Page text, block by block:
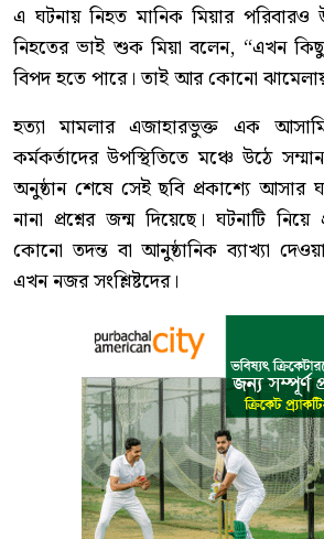
এ ঘটনায় নিহত মানিক মিয়ার পরিবারও
নিহতের ভাই শুক মিয়া বলেন, “এখন
বিপদ হতে পারে। তাই আর কোনো
হত্যা মামলার এজাহারভুক্ত এক
কর্মকর্তাদের উপস্থিতিতে মঞ্চে উঠে
অনুষ্ঠান শেষে সেই ছবি প্রকাশ্যে আসার
নানা প্রশ্নের জন্ম দিয়েছে। ঘটনাটি
কোনো তদন্ত বা আনুষ্ঠানিক ব্যাখ্যা
এখন নজর সংশ্লিষ্টদের।